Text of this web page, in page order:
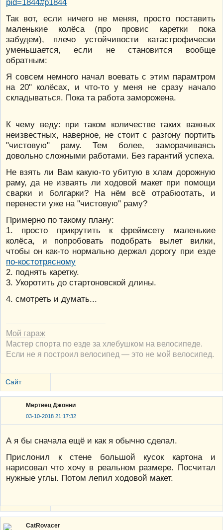
Так вот, если ничего не меняя, просто поставить
маленькие колёса (про провис каретки пока
забудем), плечо устойчивости катастрофически
уменьшается, если не становится вообще
обратным:
Я совсем немного начал воевать с этим парамтром
на 20" колёсах, и что-то у меня не сразу начало
складываться. Пока та работа заморожена.
К чему веду: при таком количестве таких важных
неизвестных, наверное, не стоит с разгону портить
"чистовую" раму. Тем более, заморачиваясь
довольно сложными работами. Без гарантий успеха.
Не взять ли Вам какую-то убитую в хлам дорожную
раму, да не изваять ли ходовой макет при помощи
сварки и болгарки? На нём всё отрабюотать, и
перенести уже на "чистовую" раму?
Примерно по такому плану:
1. просто прикрутить к фреймсету маленькие
колёса, и попробовать подобрать вылет вилки,
чтобы он как-то нормально держал дорогу при езде
по-костотрясному
2. поднять каретку.
3. Укоротить до стартоновской длины.
4. смотреть и думать...
Мой гараж
Мастер спорта по езде за хлебушком на велосипеде.
Если не я построил велосипед — это не мой велосипед.
Сайт
Мертвец Джонни
03-10-2018 21:17:32
А я бы сначала ещё и как я обычно сделал.
Прислонил к стене большой кусок картона и
нарисовал что хочу в реальном размере. Посчитал
нужные углы. Потом лепил ходовой макет.
CatRovacer